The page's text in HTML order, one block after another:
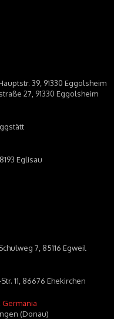
39, 91330 Eggolsheim
27, 91330 Eggolsheim
Eglisau
7, 85116 Egweil
11, 86676 Ehekirchen
Germania
(Donau)